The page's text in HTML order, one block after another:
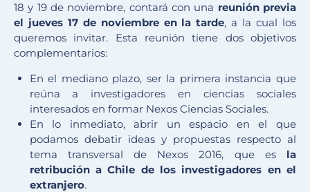
18 y 19 de noviembre, contará con una reunión previa
el jueves 17 de noviembre en la tarde, a la cual los
queremos invitar. Esta reunión tiene dos objetivos
complementarios:
En el mediano plazo, ser la primera instancia que
reúna a investigadores en ciencias sociales
interesados en formar Nexos Ciencias Sociales.
En lo inmediato, abrir un espacio en el que
podamos debatir ideas y propuestas respecto al
tema transversal de Nexos 2016, que es la
retribución a Chile de los investigadores en el
extranjero.